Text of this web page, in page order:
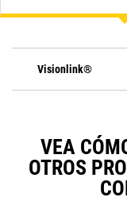
Visionlink®
VEA
OTROS